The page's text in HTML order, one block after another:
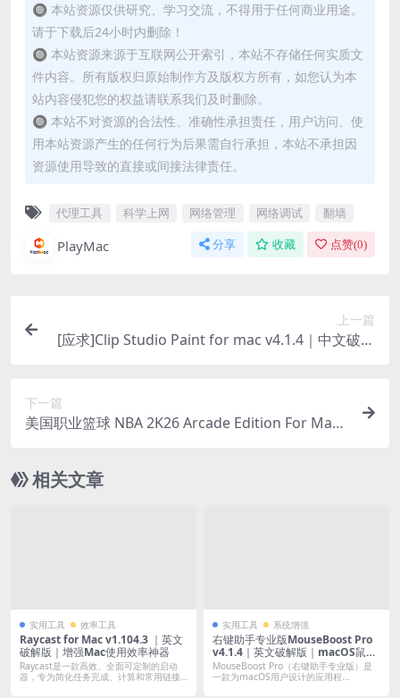
🔘 本站资源仅供研究、学习交流，不得用于任何商业用途。
请于下载后24小时内删除！
🔘 本站资源来源于互联网公开索引，本站不存储任何实质文
件内容。所有版权归原始制作方及版权方所有，如您认为本
站内容侵犯您的权益请联系我们及时删除。
🔘 本站不对资源的合法性、准确性承担责任，用户访问、使
用本站资源产生的任何行为后果需自行承担，本站不承担因
资源使用导致的直接或间接法律责任。
代理工具 科学上网 网络管理 网络调试 翻墙
PlayMac 分享 收藏 点赞(0)
上一篇
[应求]Clip Studio Paint for mac v4.1.4｜中文破解
下一篇
美国职业篮球 NBA 2K26 Arcade Edition For Mac
相关文章
实用工具 效率工具
Raycast for Mac v1.104.3 ｜英文
破解版｜增强Mac使用效率神器
Raycast是一款高效、全面可定制的启动
器，专为简化任务完成、计算和常用链接
实用工具 系统增强
右键助手专业版MouseBoost Pro
v4.1.4｜英文破解版｜macOS鼠标
右键增强软件
MouseBoost Pro（右键助手专业版）是
一款为macOS用户设计的应用程...